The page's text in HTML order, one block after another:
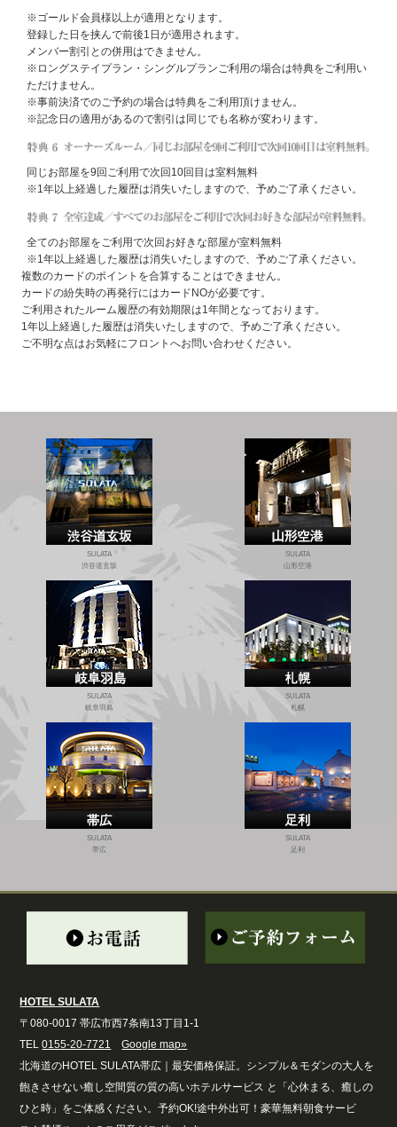
※ゴールド会員様以上が適用となります。
登録した日を挟んで前後1日が適用されます。
メンバー割引との併用はできません。
※ロングステイプラン・シングルプランご利用の場合は特典をご利用い
ただけません。
※事前決済でのご予約の場合は特典をご利用頂けません。
※記念日の適用があるので割引は同じでも名称が変わります。
同じお部屋を9回ご利用で次回10回目は室料無料
※1年以上経過した履歴は消失いたしますので、予めご了承ください。
全てのお部屋をご利用で次回お好きな部屋が室料無料
※1年以上経過した履歴は消失いたしますので、予めご了承ください。
複数のカードのポイントを合算することはできません。
カードの紛失時の再発行にはカードNOが必要です。
ご利用されたルーム履歴の有効期限は1年間となっております。
1年以上経過した履歴は消失いたしますので、予めご了承ください。
ご不明な点はお気軽にフロントへお問い合わせください。
SULATA
渋谷道玄坂
SULATA
山形空港
SULATA
岐阜羽島
SULATA
札幌
SULATA
帯広
SULATA
足利
HOTEL SULATA
〒080-0017 帯広市西7条南13丁目1-1
TEL0155-20-7721
Google map»
北海道のHOTEL SULATA帯広｜最安価格保証。シンプル＆モダンの大人を
飽きさせない癒し空間質の質の高いホテルサービス と「心休まる、癒しの
ひと時」をご体感ください。予約OK!途中外出可！豪華無料朝食サービ